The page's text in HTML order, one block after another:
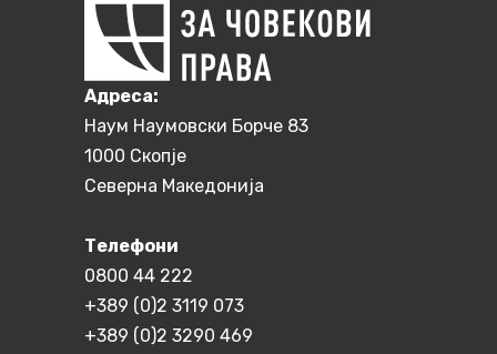
Aдреса:
Наум Наумовски Борче 83
1000 Скопје
Северна Македонија
Телефони
0800 44 222
+389 (0)2 3119 073
+389 (0)2 3290 469